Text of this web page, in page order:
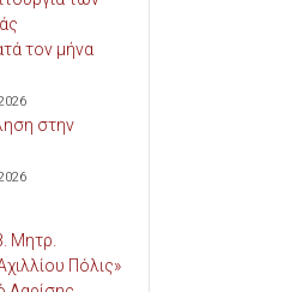
τον μήνα
στην
Μητρ.
Πόλις»